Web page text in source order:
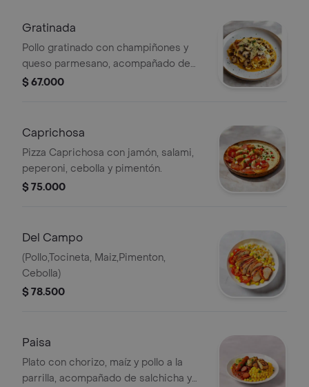
Gratinada
Pollo gratinado con champiñones y
queso parmesano, acompañado de
pasta en salsa cremosa.
$ 67.000
Caprichosa
Pizza Caprichosa con jamón, salami,
peperoni, cebolla y pimentón.
$ 75.000
Del Campo
(Pollo,Tocineta, Maiz,Pimenton,
Cebolla)
$ 78.500
Paisa
Plato con chorizo, maíz y pollo a la
parrilla, acompañado de salchicha y